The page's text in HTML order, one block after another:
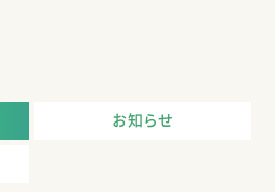
お知らせ